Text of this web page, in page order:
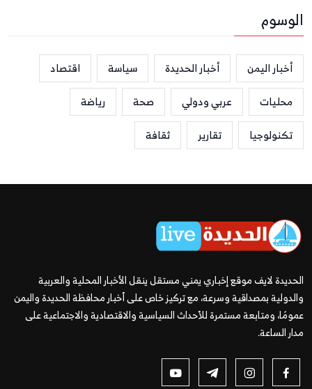
الوسوم
أخبار اليمن أخبار الحديدة سياسة
اقتصاد
محليات
عربي ودولي صحة
رياضة
تكنولوجيا
تقارير ثقافة
الحديدة لايف موقع إخباري يمني مستقل ينقل الأخبار المحلية والعربية
والدولية بمصداقية وسرعة، مع تركيز خاص على أخبار محافظة الحديدة واليمن
عمومًا، ومتابعة مستمرة للأحداث السياسية والاقتصادية والاجتماعية على
مدار الساعة.